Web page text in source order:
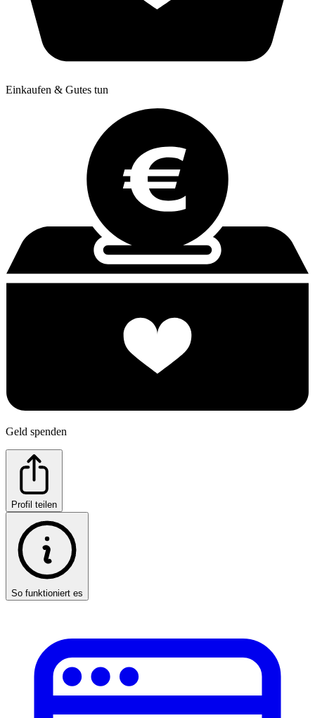
Einkaufen & Gutes tun
Geld spenden
Profil teilen
So funktioniert es